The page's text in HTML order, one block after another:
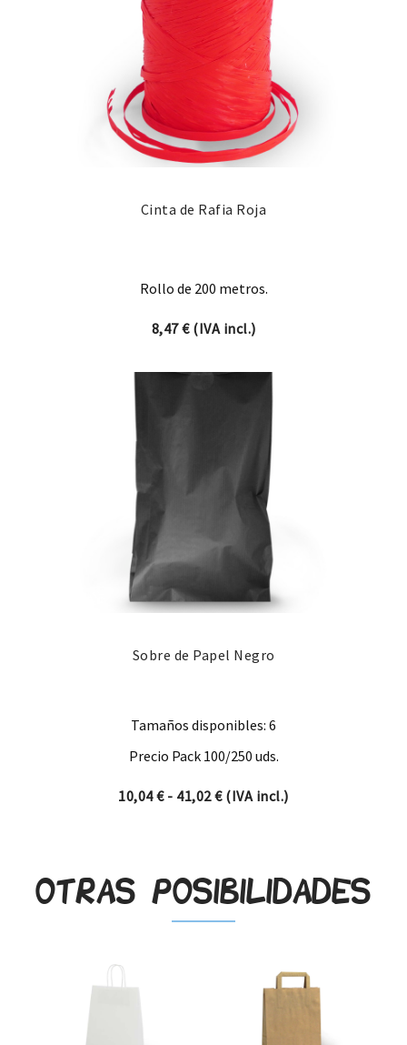
Cinta de Rafia Roja
Rollo de 200 metros.
8,47€(IVA incl.)
Sobre de Papel Negro
Tamaños disponibles: 6
Precio Pack 100/250 uds.
10,04€ - 41,02€Rango de precios: desde
(IVA incl.)
Otras posibilidades